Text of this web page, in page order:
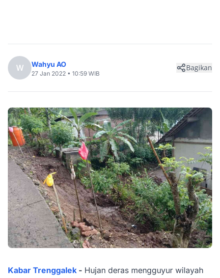
W Wahyu AO
27 Jan 2022 • 10:59 WIB
Bagikan
Kabar Trenggalek - Hujan deras mengguyur wilayah